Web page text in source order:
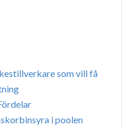
som vill få
i poolen